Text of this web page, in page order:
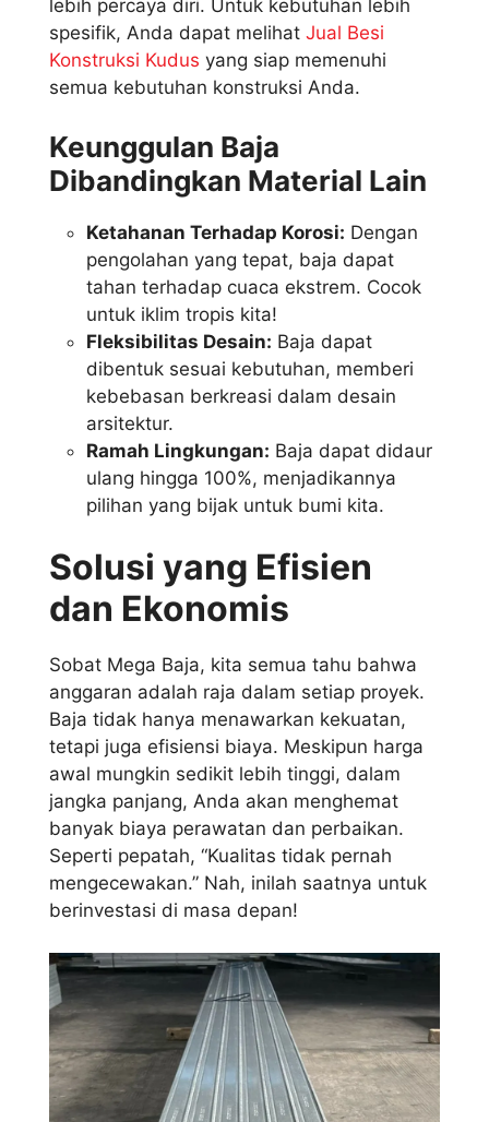
lebih percaya diri. Untuk kebutuhan lebih
spesifik, Anda dapat melihat Jual Besi
Konstruksi Kudus yang siap memenuhi
semua kebutuhan konstruksi Anda.
Keunggulan Baja
Dibandingkan Material Lain
Ketahanan Terhadap Korosi: Dengan
pengolahan yang tepat, baja dapat
tahan terhadap cuaca ekstrem. Cocok
untuk iklim tropis kita!
Fleksibilitas Desain: Baja dapat
dibentuk sesuai kebutuhan, memberi
kebebasan berkreasi dalam desain
arsitektur.
Ramah Lingkungan: Baja dapat didaur
ulang hingga 100%, menjadikannya
pilihan yang bijak untuk bumi kita.
Solusi yang Efisien
dan Ekonomis
Sobat Mega Baja, kita semua tahu bahwa
anggaran adalah raja dalam setiap proyek.
Baja tidak hanya menawarkan kekuatan,
tetapi juga efisiensi biaya. Meskipun harga
awal mungkin sedikit lebih tinggi, dalam
jangka panjang, Anda akan menghemat
banyak biaya perawatan dan perbaikan.
Seperti pepatah, “Kualitas tidak pernah
mengecewakan.” Nah, inilah saatnya untuk
berinvestasi di masa depan!